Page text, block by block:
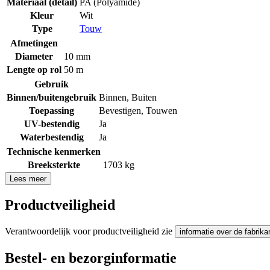
Materiaal (detail) PA (Polyamide)
Kleur
Wit
Type
Touw
Afmetingen
Diameter
10 mm
Lengte op rol 50 m
Gebruik
Binnen/buitengebruik Binnen, Buiten
Toepassing
Bevestigen, Touwen
UV-bestendig
Ja
Waterbestendig
Ja
Technische kenmerken
Breeksterkte
1703 kg
Lees meer
Productveiligheid
Verantwoordelijk voor productveiligheid zie informatie over de
Bestel- en bezorginformatie